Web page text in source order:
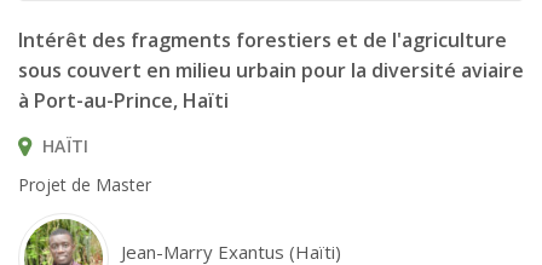
Intérêt des fragments forestiers et de l'agriculture
sous couvert en milieu urbain pour la diversité aviaire
à Port-au-Prince, Haïti
HAÏTI
Projet de Master
Jean-Marry Exantus (Haïti)